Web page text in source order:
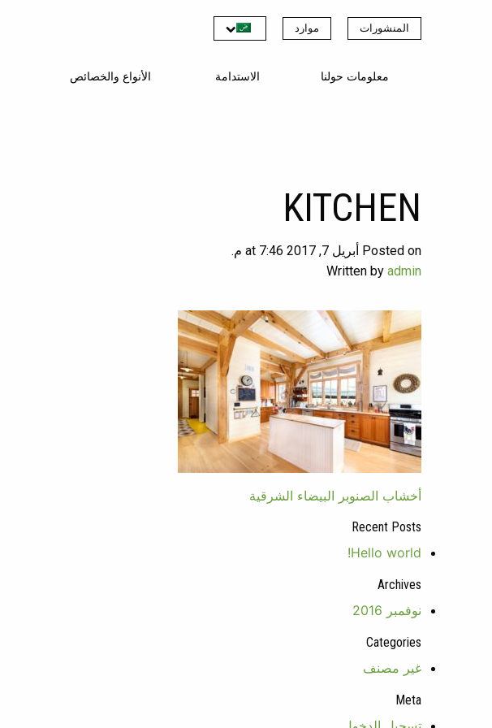
المنشورات موارد
معلومات حولنا الاستدامة الأنواع والخصائص
KITCHEN
Posted on أبريل 7, 2017 at 7:46 م.
Written by admin
تصفّح
المقالات
أخشاب الصنوبر البيضاء الشرقية
Recent Posts
Hello world!
Archives
نوفمبر 2016
Categories
غير مصنف
Meta